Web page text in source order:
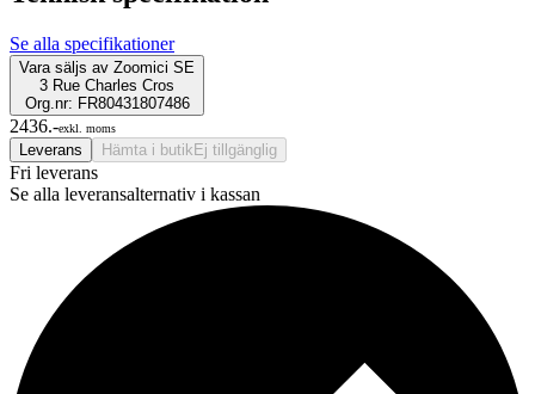
Se alla specifikationer
Vara säljs av Zoomici SE
3 Rue Charles Cros
Org.nr: FR80431807486
2436.-exkl. moms
Leverans Hämta i butik Ej tillgänglig
Fri leverans
Se alla leveransalternativ i kassan